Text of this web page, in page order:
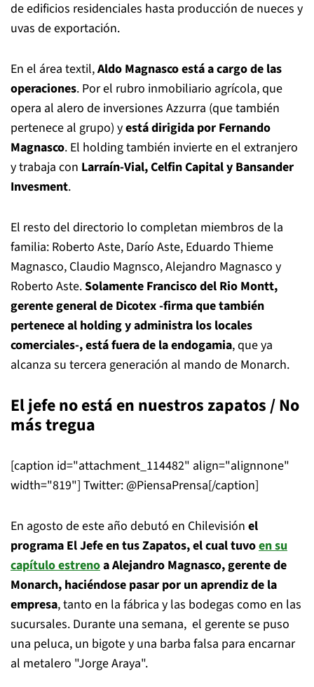
de edificios residenciales hasta producción de nueces y
uvas de exportación.
En el área textil,Aldo Magnasco está a cargo de las
operaciones. Por el rubro inmobiliario agrícola, que
opera al alero de inversiones Azzurra (que también
pertenece al grupo) yestá dirigida por Fernando
Magnasco. El holding también invierte en el extranjero
y trabaja con Larraín-Vial, Celfin Capital y Bansander
Invesment.
El resto del directorio lo completan miembros de la
familia: Roberto Aste, Darío Aste, Eduardo Thieme
Magnasco, Claudio Magnsco, Alejandro Magnasco y
Roberto Aste.Solamente Francisco del Rio Montt,
gerente general de Dicotex -firma que también
pertenece al holding y administra los locales
comerciales-, está fuera de la endogamia, que ya
alcanza su tercera generación al mando de Monarch.
El jefe no está en nuestros zapatos / No
más tregua
[caption id="attachment_114482" align="alignnone"
width="819"] Twitter: @PiensaPrensa[/caption]
En agosto de este año debutó en Chilevisión el
programa El Jefe en tus Zapatos, el cual tuvoen su
capítulo estrenoa Alejandro Magnasco, gerente de
Monarch, haciéndose pasar por un aprendiz de la
empresa, tanto en la fábrica y las bodegas como en las
sucursales. Durante una semana, el gerente se puso
una peluca, un bigote y una barba falsa para encarnar
al metalero "Jorge Araya".